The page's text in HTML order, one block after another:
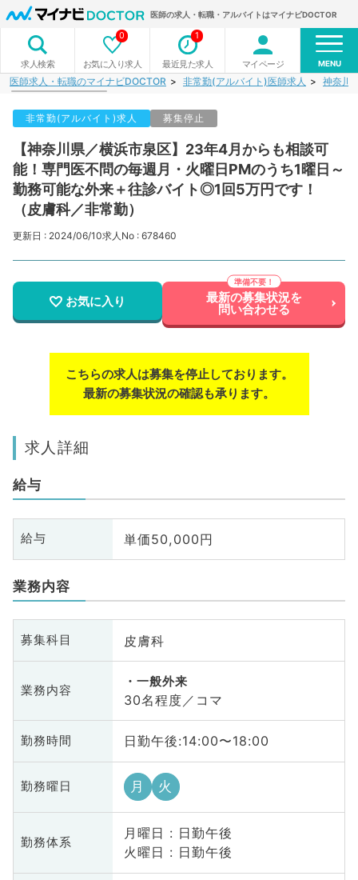
医師の求人・転職・アルバイトはマイナビDOCTOR
求人検索 お気に入り求人
0
最近見た求人
1
マイページ MENU
医師求人・転職のマイナビDOCTOR 非常勤(アルバイト)医師求人 神奈川
非常勤(アルバイト)求人 募集停止
【神奈川県／横浜市泉区】23年4月からも相談可
能！専門医不問の毎週月・火曜日PMのうち1曜日～
勤務可能な外来＋往診バイト◎1回5万円です！
（皮膚科／非常勤）
更新日 : 2024/06/10求人No : 678460
お気に入り 最新の募集状況を
問い合わせる
こちらの求人は募集を停止しております。
最新の募集状況の確認も承ります。
求人詳細
給与
給与 単価50,000円
業務内容
募集科目 皮膚科
業務内容
一般外来
30名程度／コマ
勤務時間 日勤午後:14:00〜18:00
勤務曜日 月 火
勤務体系
月曜日 : 日勤午後
火曜日 : 日勤午後